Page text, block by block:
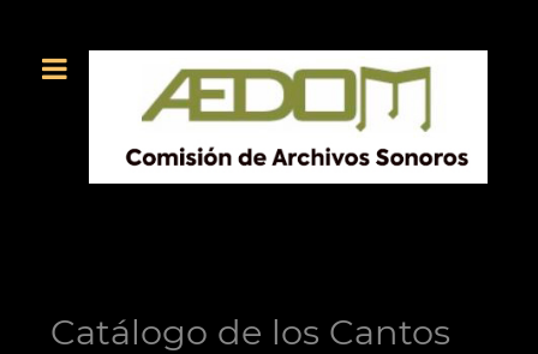
Catálogo de los Cantos